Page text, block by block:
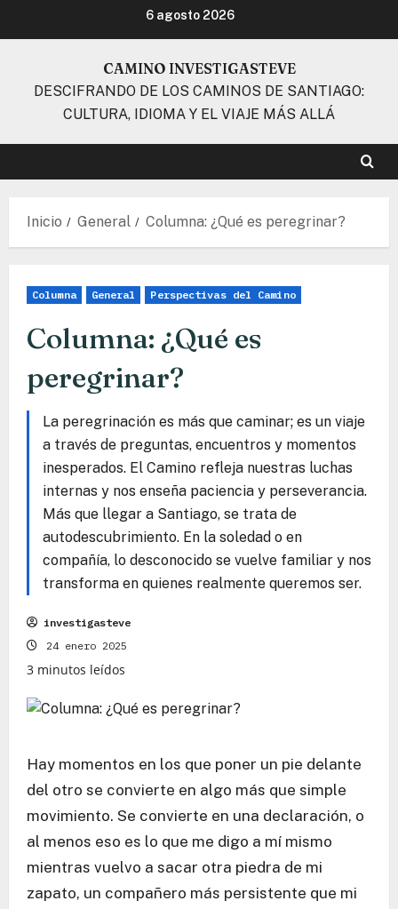
6 agosto 2026
CAMINO INVESTIGASTEVE
DESCIFRANDO DE LOS CAMINOS DE SANTIAGO:
CULTURA, IDIOMA Y EL VIAJE MÁS ALLÁ
Inicio General Columna: ¿Qué es peregrinar?
Columna General Perspectivas del Camino
Columna: ¿Qué es
peregrinar?
La peregrinación es más que caminar; es un viaje
a través de preguntas, encuentros y momentos
inesperados. El Camino refleja nuestras luchas
internas y nos enseña paciencia y perseverancia.
Más que llegar a Santiago, se trata de
autodescubrimiento. En la soledad o en
compañía, lo desconocido se vuelve familiar y nos
transforma en quienes realmente queremos ser.
investigasteve
24 enero 2025
3 minutos leídos
Hay momentos en los que poner un pie delante
del otro se convierte en algo más que simple
movimiento. Se convierte en una declaración, o
al menos eso es lo que me digo a mí mismo
mientras vuelvo a sacar otra piedra de mi
zapato, un compañero más persistente que mi